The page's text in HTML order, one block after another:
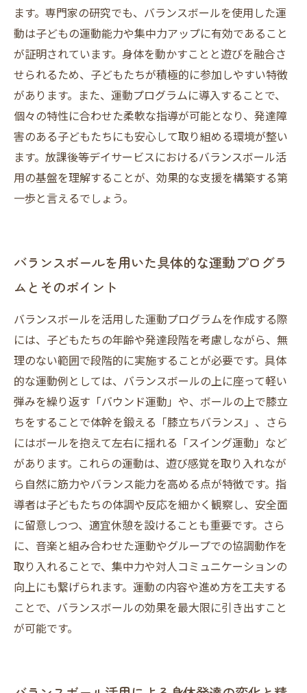
ます。専門家の研究でも、バランスボールを使用した運
動は子どもの運動能力や集中力アップに有効であること
が証明されています。身体を動かすことと遊びを融合さ
せられるため、子どもたちが積極的に参加しやすい特徴
があります。また、運動プログラムに導入することで、
個々の特性に合わせた柔軟な指導が可能となり、発達障
害のある子どもたちにも安心して取り組める環境が整い
ます。放課後等デイサービスにおけるバランスボール活
用の基盤を理解することが、効果的な支援を構築する第
一歩と言えるでしょう。
バランスボールを用いた具体的な運動プログラ
ムとそのポイント
バランスボールを活用した運動プログラムを作成する際
には、子どもたちの年齢や発達段階を考慮しながら、無
理のない範囲で段階的に実施することが必要です。具体
的な運動例としては、バランスボールの上に座って軽い
弾みを繰り返す「バウンド運動」や、ボールの上で膝立
ちをすることで体幹を鍛える「膝立ちバランス」、さら
にはボールを抱えて左右に揺れる「スイング運動」など
があります。これらの運動は、遊び感覚を取り入れなが
ら自然に筋力やバランス能力を高める点が特徴です。指
導者は子どもたちの体調や反応を細かく観察し、安全面
に留意しつつ、適宜休憩を設けることも重要です。さら
に、音楽と組み合わせた運動やグループでの協調動作を
取り入れることで、集中力や対人コミュニケーションの
向上にも繋げられます。運動の内容や進め方を工夫する
ことで、バランスボールの効果を最大限に引き出すこと
が可能です。